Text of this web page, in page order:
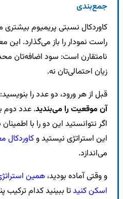
جمع‌بندی
کاوردکال نسبتی پریمیوم
راست نمودار را باز می‌گذارد. این
نامتقارن است: سود اضافه‌تان
زیان احتمالی‌تان نه.
قبل از هر ورود، دو عدد را بنویسید:
آن موقعیت را می‌بندید. عدد دوم
اگر نتوانستید این دو را با
این استراتژی نیستید وکاوردکال
می‌اندازد.
و وقتی آماده بودید، همین
اسکن کنیدتا ببینید کدام ترکیب